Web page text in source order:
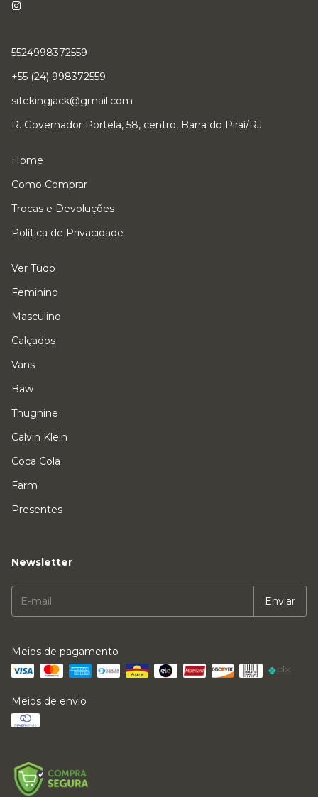
5524998372559
+55 (24) 998372559
sitekingjack@gmail.com
R. Governador Portela, 58, centro, Barra do Piraí/RJ
Home
Como Comprar
Trocas e Devoluções
Política de Privacidade
Ver Tudo
Feminino
Masculino
Calçados
Vans
Baw
Thugnine
Calvin Klein
Coca Cola
Farm
Presentes
Newsletter
Meios de pagamento
Meios de envio